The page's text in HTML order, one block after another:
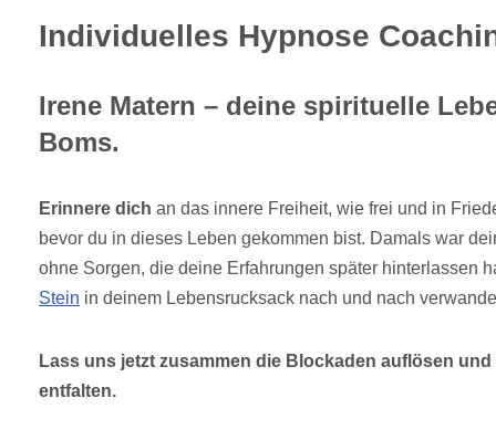
Individuelles Hypnose
Irene Matern – deine spirituelle
Boms.
Erinnere dich an das innere Freiheit, wie frei und in
bevor du in dieses Leben gekommen bist. Damals war
ohne Sorgen, die deine Erfahrungen später hinterlassen
Stein in deinem Lebensrucksack nach und nach
Lass uns jetzt zusammen die Blockaden auflösen
entfalten.